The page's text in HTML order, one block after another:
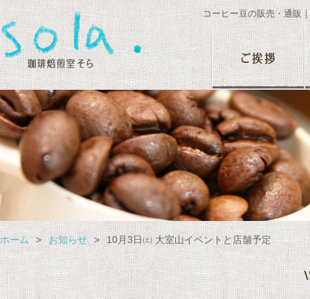
コーヒー豆の販売・通販
ホーム > お知らせ > 10月3日㈯ 大室山イベントと店舗予定
I